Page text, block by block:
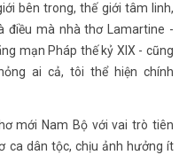
bên trong, thế giới tâm linh,
điều mà nhà thơ Lamartine -
mạn Pháp thế kỷ XIX - cũng
ai cả, tôi thể hiện chính
mới Nam Bộ với vai trò tiên
ca dân tộc, chịu ảnh hưởng ít